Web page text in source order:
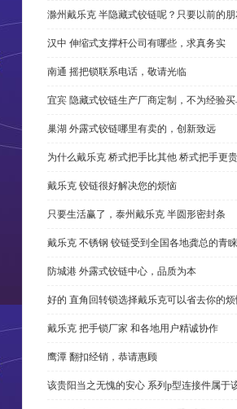
滁州戴乐克 半隐藏式铰链呢？只要以前的
汉中 伸缩式支撑杆公司有哪些，求真务实
南通 摇把锁联系电话，敬请光临
宜宾 隐藏式铰链生产厂商定制，不为经验
巢湖 外露式铰链哪里有卖的，创新致远
为什么戴乐克 桥式把手比其他 桥式把手更
戴乐克 铰链很好解决您的烦恼
只要生活赢了，泰州戴乐克 半圆形密封条
戴乐克 不锈钢 铰链受到全国各地龚总的青睐
防城港 外露式铰链中心，品质为本
好的 直角回转锁选择戴乐克可以省去你的
戴乐克 把手锁厂家 和各地用户精诚协作
鹰潭 翻扣经销，恭请惠顾
该贵阳当之无愧的安心 系列p型连接件属于